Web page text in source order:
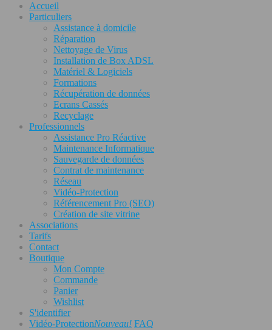
Accueil
Particuliers
Assistance à domicile
Réparation
Nettoyage de Virus
Installation de Box ADSL
Matériel & Logiciels
Formations
Récupération de données
Ecrans Cassés
Recyclage
Professionnels
Assistance Pro Réactive
Maintenance Informatique
Sauvegarde de données
Contrat de maintenance
Réseau
Vidéo-Protection
Référencement Pro (SEO)
Création de site vitrine
Associations
Tarifs
Contact
Boutique
Mon Compte
Commande
Panier
Wishlist
S'identifier
Vidéo-ProtectionNouveau! FAQ